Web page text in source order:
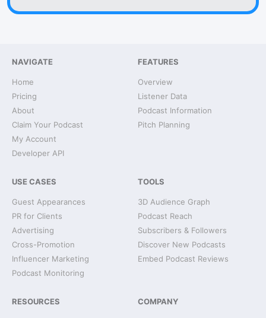
NAVIGATE
Home
Pricing
About
Claim Your Podcast
My Account
Developer API
FEATURES
Overview
Listener Data
Podcast Information
Pitch Planning
USE CASES
Guest Appearances
PR for Clients
Advertising
Cross-Promotion
Influencer Marketing
Podcast Monitoring
TOOLS
3D Audience Graph
Podcast Reach
Subscribers & Followers
Discover New Podcasts
Embed Podcast Reviews
RESOURCES COMPANY